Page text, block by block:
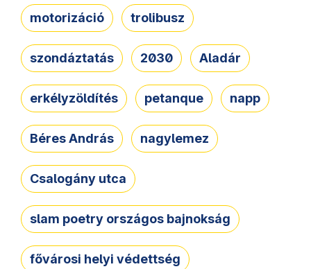
motorizáció trolibusz
szondáztatás 2030 Aladár
erkélyzöldítés petanque napp
Béres András nagylemez
Csalogány utca
slam poetry országos bajnokság
fővárosi helyi védettség